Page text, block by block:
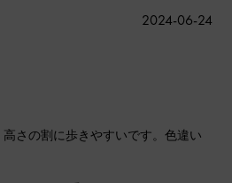
さの割に歩きやすいです。色違い
公
2024-06-24